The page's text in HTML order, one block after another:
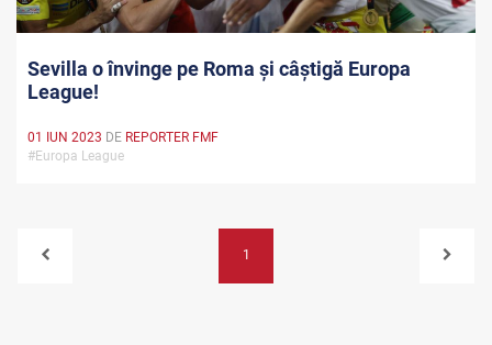
Sevilla o învinge pe Roma și câștigă Europa
League!
01 IUN 2023 DE REPORTER FMF
#Europa League
1